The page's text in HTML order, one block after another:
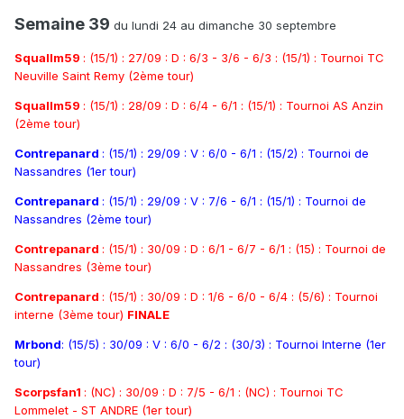
Semaine 39 du lundi 24 au dimanche 30 septembre
Squallm59 : (15/1) : 27/09 : D : 6/3 - 3/6 - 6/3 : (15/1) : Tournoi TC
Neuville Saint Remy (2ème tour)
Squallm59 : (15/1) : 28/09 : D : 6/4 - 6/1 : (15/1) : Tournoi AS Anzin
(2ème tour)
Contrepanard : (15/1) : 29/09 : V : 6/0 - 6/1 : (15/2) : Tournoi de
Nassandres (1er tour)
Contrepanard : (15/1) : 29/09 : V : 7/6 - 6/1 : (15/1) : Tournoi de
Nassandres (2ème tour)
Contrepanard : (15/1) : 30/09 : D : 6/1 - 6/7 - 6/1 : (15) : Tournoi de
Nassandres (3ème tour)
Contrepanard : (15/1) : 30/09 : D : 1/6 - 6/0 - 6/4 : (5/6) : Tournoi
interne (3ème tour) FINALE
Mrbond: (15/5) : 30/09 : V : 6/0 - 6/2 : (30/3) : Tournoi Interne (1er
tour)
Scorpsfan1 : (NC) : 30/09 : D : 7/5 - 6/1 : (NC) : Tournoi TC
Lommelet - ST ANDRE (1er tour)